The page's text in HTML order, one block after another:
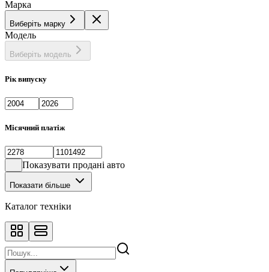
Марка
Виберіть марку
Модель
Виберіть модель
Рік випуску
Місячний платіж
Показувати продані авто
Показати більше
Каталог техніки